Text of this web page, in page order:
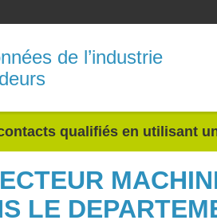
de l’industrie
qualifiés en utilisant
LE